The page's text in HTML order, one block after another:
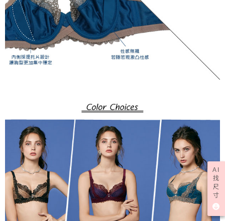
AI
找
尺
寸